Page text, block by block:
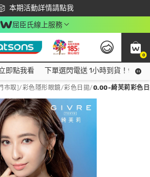
本期活動詳情請點我
下載app最高回饋$350
屈臣氏線上服務
0
我看
即點我看 下單選閃電送 1小時到貨！領神
市取]/彩色隱形眼鏡/彩色日拋/0.00-綺芙莉彩色